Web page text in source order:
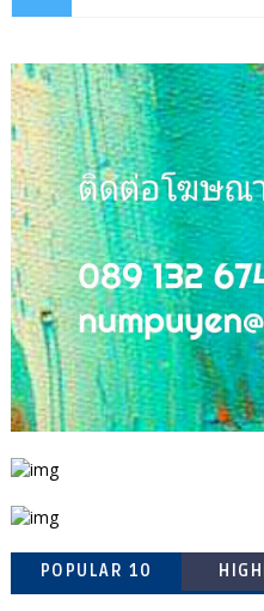
POPULAR 10